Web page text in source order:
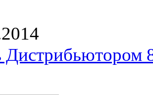
Дистрибьютором